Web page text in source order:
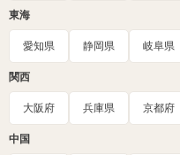
東海
愛知県 静岡県 岐阜県
関西
大阪府 兵庫県 京都府
中国